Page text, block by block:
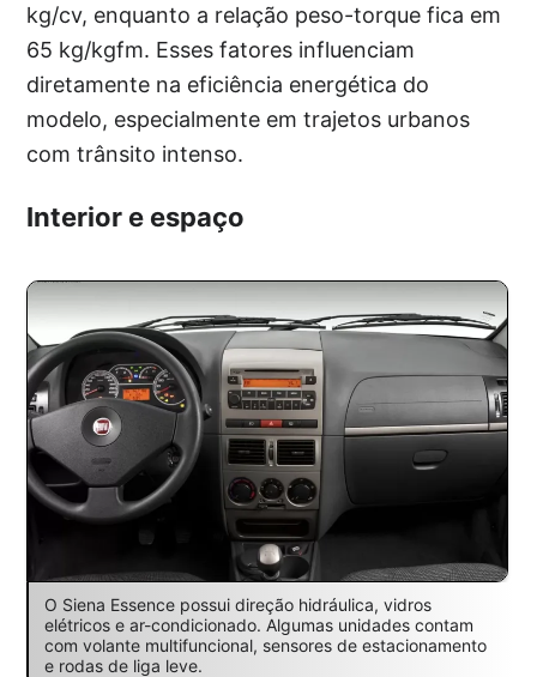
kg/cv, enquanto a relação peso-torque fica em
65 kg/kgfm. Esses fatores influenciam
diretamente na eficiência energética do
modelo, especialmente em trajetos urbanos
com trânsito intenso.
Interior e espaço
O Siena Essence possui direção hidráulica, vidros
elétricos e ar-condicionado. Algumas unidades contam
com volante multifuncional, sensores de estacionamento
e rodas de liga leve.